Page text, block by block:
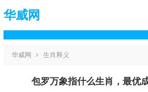
华威网
华威网 生肖释义
包罗万象指什么生肖，最优